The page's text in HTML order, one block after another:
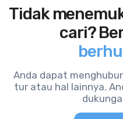
Tidak
cari?
Anda dapat
tur atau hal lainnya.